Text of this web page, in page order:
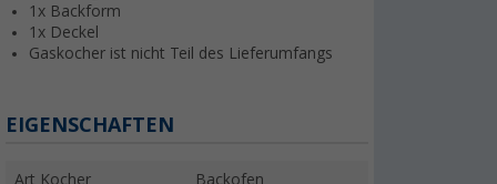
1x Backform
1x Deckel
Gaskocher ist nicht Teil des Lieferumfangs
EIGENSCHAFTEN
Art Kocher Backofen